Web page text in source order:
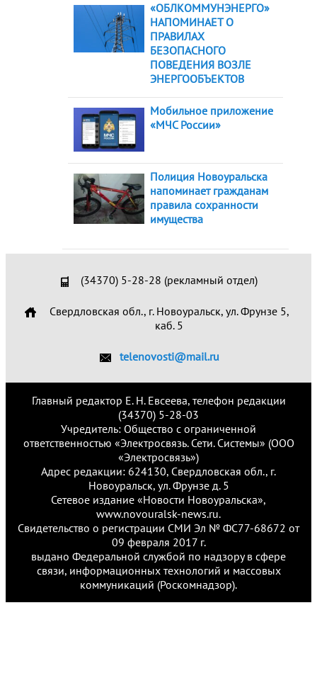
«ОБЛКОММУНЭНЕРГО»
НАПОМИНАЕТ О
ПРАВИЛАХ
БЕЗОПАСНОГО
ПОВЕДЕНИЯ ВОЗЛЕ
ЭНЕРГООБЪЕКТОВ
Мобильное приложение
«МЧС России»
Полиция Новоуральска
напоминает гражданам
правила сохранности
имущества
(34370) 5-28-28 (рекламный отдел)
Свердловская обл., г. Новоуральск, ул. Фрунзе 5,
каб. 5
telenovosti@mail.ru
Главный редактор Е. Н. Евсеева, телефон редакции
(34370) 5-28-03
Учредитель: Общество с ограниченной
ответственностью «Электросвязь. Сети. Системы» (ООО
«Электросвязь»)
Адрес редакции: 624130, Свердловская обл., г.
Новоуральск, ул. Фрунзе д. 5
Сетевое издание «Новости Новоуральска»,
www.novouralsk-news.ru.
Свидетельство о регистрации СМИ Эл № ФС77-68672 от
09 февраля 2017 г.
выдано Федеральной службой по надзору в сфере
связи, информационных технологий и массовых
коммуникаций (Роскомнадзор).